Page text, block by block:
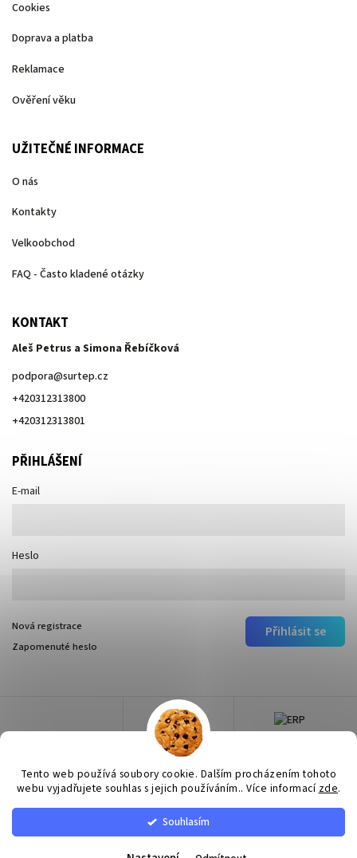
Tento web používá soubory cookie. Dalším procházením tohoto
webu vyjadřujete souhlas s jejich používáním.. Více informací zde.
Souhlasím
Cookies
Doprava a platba
Reklamace
Ověření věku
UŽITEČNÉ INFORMACE
O nás
Kontakty
Velkoobchod
FAQ - Často kladené otázky
KONTAKT
Aleš Petrus a Simona Řebíčková
podpora@surtep.cz
+420312313800
+420312313801
PŘIHLÁŠENÍ
E-mail
Heslo
Přihlásit se
Nová registrace
Zapomenuté heslo
Surtep. Všechna práva vyhrazena.